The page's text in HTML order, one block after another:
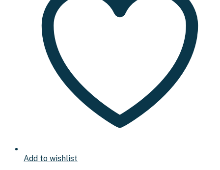
Add to wishlist